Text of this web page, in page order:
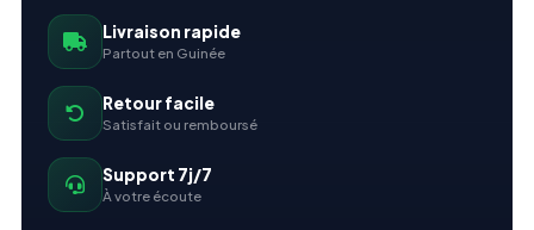
Livraison rapide
Partout en Guinée
Retour facile
Satisfait ou remboursé
Support 7j/7
À votre écoute